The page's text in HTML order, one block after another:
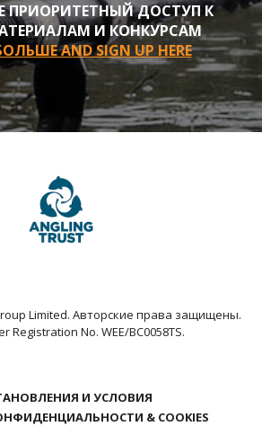
ДОСТУП К
И КОНКУРСАМ
AND SIGN UP HERE
Limited. Авторские права защищены.
Registration No. WEE/BC0058TS.
И УСЛОВИЯ
& COOKIES